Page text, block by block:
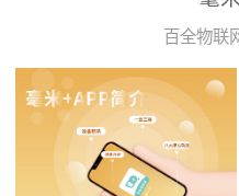
百全物联